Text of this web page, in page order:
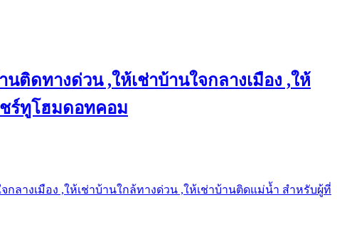
ติดทางด่วน ,ให้เช่าบ้านใจกลางเมือง ,ให้
ร์ทูโฮมดอทคอม
ลางเมือง ,ให้เช่าบ้านใกล้ทางด่วน ,ให้เช่าบ้านติดแม่น้ำ สำหรับผู้ที่